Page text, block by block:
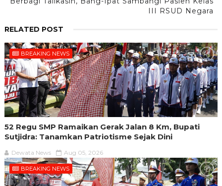
III RSUD Negara
RELATED POST
BREAKING NEWS
52 Regu SMP Ramaikan Gerak Jalan 8 Km, Bupati
Sutjidra: Tanamkan Patriotisme Sejak Dini
Dewata News Aug 05, 2026
BREAKING NEWS